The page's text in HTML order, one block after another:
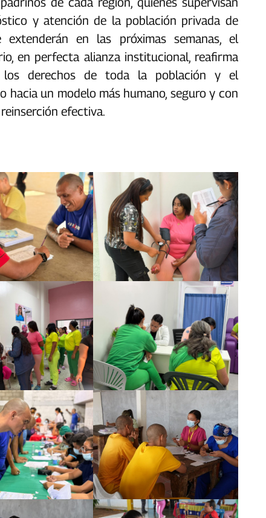
y atención de la población privada de
en las próximas semanas, el
en perfecta alianza institucional, reafirma
derechos de toda la población y el
hacia un modelo más humano, seguro y con
efectiva.